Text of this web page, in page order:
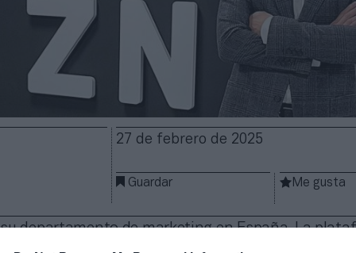
27 de febrero de 2025
Guardar Me gusta
departamento de marketing en España. La